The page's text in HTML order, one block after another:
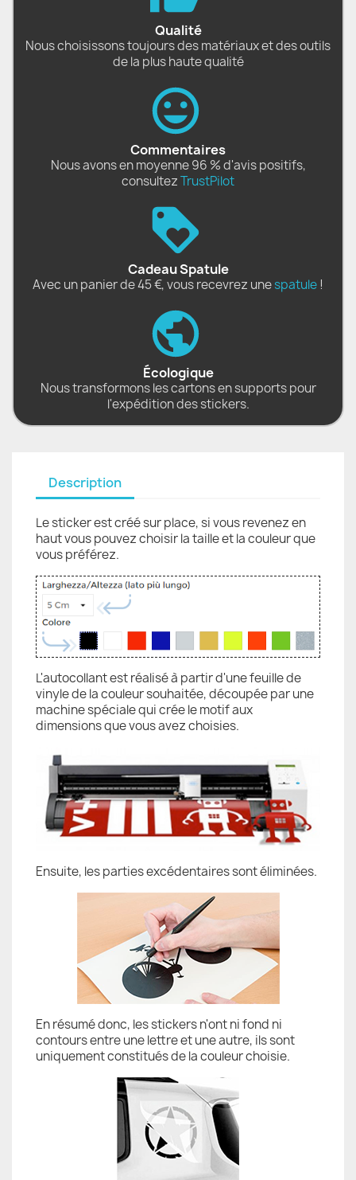
Qualité
Nous choisissons toujours des matériaux et des outils
de la plus haute qualité
Commentaires
Nous avons en moyenne 96 % d'avis positifs,
consultezTrustPilot
Cadeau Spatule
Avec un panier de 45 €, vous recevrez unespatule !
Écologique
Nous transformons les cartons en supports pour
l'expédition des stickers.
Description
Le sticker est créé sur place, si vous revenez en
haut vous pouvez choisir la taille et la couleur que
vous préférez.
L'autocollant est réalisé à partir d'une feuille de
vinyle de la couleur souhaitée, découpée par une
machine spéciale qui crée le motif aux
dimensions que vous avez choisies.
Ensuite, les parties excédentaires sont éliminées.
En résumé donc, les stickers n'ont ni fond ni
contours entre une lettre et une autre, ils sont
uniquement constitués de la couleur choisie.